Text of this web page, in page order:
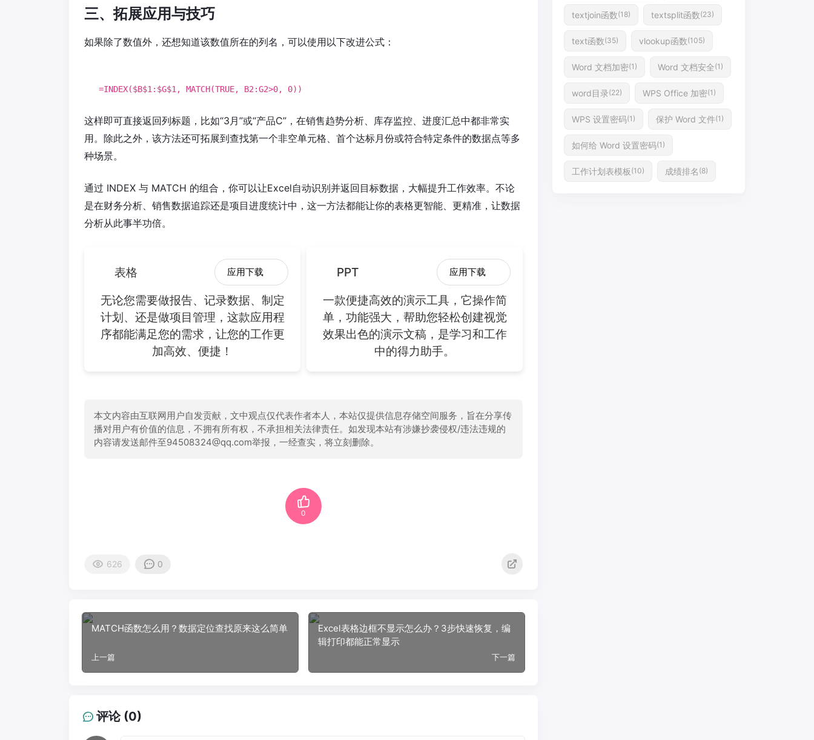
三、拓展应用与技巧
如果除了数值外，还想知道该数值所在的列名，可以使用以下改进公式：
=INDEX($B$1 : $G$1 , MATCH(TRUE, B2 :G2>0, 0))
这样即可直接返回列标题，比如“3月”或“产品C”，在销售趋势分析、库存监控、进度汇总中都非常实
用。除此之外，该方法还可拓展到查找第一个非空单元格、首个达标月份或符合特定条件的数据点等多
种场景。
通过 INDEX 与 MATCH 的组合，你可以让Excel自动识别并返回目标数据，大幅提升工作效率。不论
是在财务分析、销售数据追踪还是项目进度统计中，这一方法都能让你的表格更智能、更精准，让数据
分析从此事半功倍。
表格 应用下载
无论您需要做报告、记录数据、制定
计划、还是做项目管理，这款应用程
序都能满足您的需求，让您的工作更
加高效、便捷！
PPT 应用下载
一款便捷高效的演示工具，它操作简
单，功能强大，帮助您轻松创建视觉
效果出色的演示文稿，是学习和工作
中的得力助手。
本文内容由互联网用户自发贡献，文中观点仅代表作者本人，本站仅提供信息存储空间服务，旨在分享传
播对用户有价值的信息，不拥有所有权，不承担相关法律责任。如发现本站有涉嫌抄袭侵权/违法违规的
内容请发送邮件至94508324@qq.com举报，一经查实，将立刻删除。
0
626 0
MATCH函数怎么用？数据定位查找原来这么简单
上一篇
Excel表格边框不显示怎么办？3步快速恢复，编
辑打印都能正常显示
下一篇
评论 (0)
textjoin函数(18) textsplit函数(23)
text函数(35) vlookup函数(105)
Word 文档加密(1) Word 文档安全(1)
word目录(22) WPS Office 加密(1)
WPS 设置密码(1) 保护 Word 文件(1)
如何给 Word 设置密码(1)
工作计划表模板 (10) 成绩排名 (8)